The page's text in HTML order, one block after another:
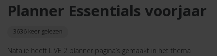
Planner Essentials voorjaar
3636 keer gelezen
Natalie heeft LIVE 2 planner pagina’s gemaakt in het thema